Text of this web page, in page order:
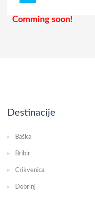
Comming soon!
Destinacije
Baška
Bribir
Crikvenica
Dobrinj